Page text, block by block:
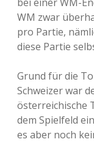
WM zwar
pro Partie,
diese Partie
Grund für die
Schweizer war
österreichische
dem Spielfeld
es aber noch